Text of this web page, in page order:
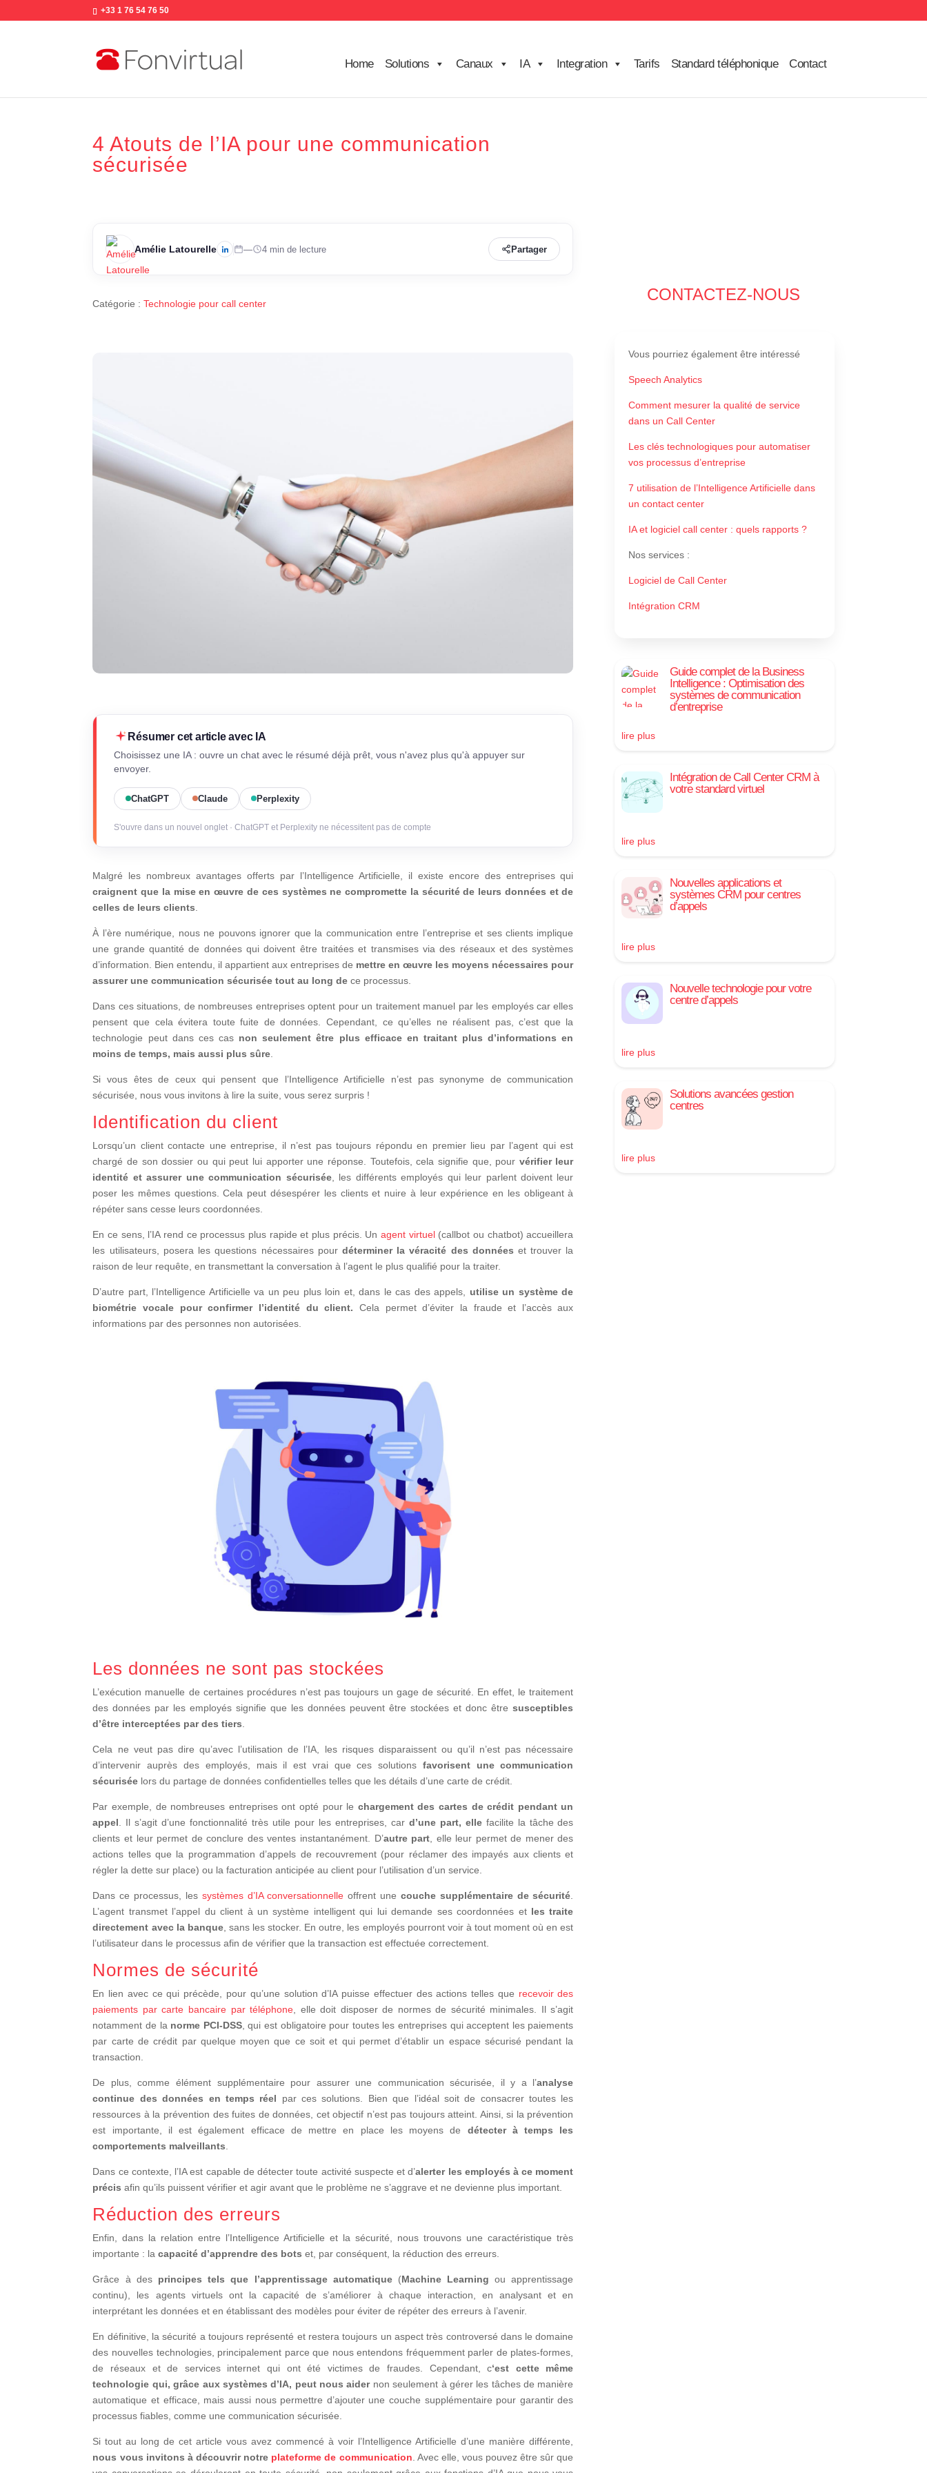
+33 1 76 54 76 50
Home Solutions Canaux IA Integration Tarifs Standard téléphonique Contact
4 Atouts de l’IA pour une communication
sécurisée
Amélie Latourelle — 4 min de lecture Partager
Catégorie :Technologie pour call center
Résumer cet article avec IA
Choisissez une IA : ouvre un chat avec le résumé déjà prêt, vous n'avez plus qu'à appuyer sur
envoyer.
ChatGPT Claude Perplexity
S'ouvre dans un nouvel onglet · ChatGPT et Perplexity ne nécessitent pas de compte
Malgré les nombreux avantages offerts par l’Intelligence Artificielle, il existe encore des entreprises qui
craignent que la mise en œuvre de ces systèmes ne compromette la sécurité de leurs données et de
celles de leurs clients
À l’ère numérique, nous ne pouvons ignorer que la communication entre l’entreprise et ses clients implique
une grande quantité de données qui doivent être traitées et transmises via des réseaux et des systèmes
d’information. Bien entendu, il appartient aux entreprises de mettre en œuvre les moyens nécessaires pour
assurer une communication sécurisée tout au long dece processus.
Dans ces situations, de nombreuses entreprises optent pour un traitement manuel par les employés car elles
pensent que cela évitera toute fuite de données. Cependant, ce qu’elles ne réalisent pas, c’est que la
technologie peut dans ces cas non seulement être plus efficace en traitant plus d’informations en
moins de temps, mais aussi plus sûre
Si vous êtes de ceux qui pensent que l’Intelligence Artificielle n’est pas synonyme de communication
sécurisée, nous vous invitons à lire la suite, vous serez surpris !
Identification du client
Lorsqu’un client contacte une entreprise, il n’est pas toujours répondu en premier lieu par l’agent qui est
chargé de son dossier ou qui peut lui apporter une réponse. Toutefois, cela signifie que, pour vérifier leur
identité et assurer une communication sécurisée, les différents employés qui leur parlent doivent leur
poser les mêmes questions. Cela peut désespérer les clients et nuire à leur expérience en les obligeant à
répéter sans cesse leurs coordonnées.
En ce sens, l’IA rend ce processus plus rapide et plus précis. Unagent virtuel(callbot ou chatbot) accueillera
les utilisateurs, posera les questions nécessaires pour déterminer la véracité des donnéeset trouver la
raison de leur requête, en transmettant la conversation à l’agent le plus qualifié pour la traiter.
D’autre part, l’Intelligence Artificielle va un peu plus loin et, dans le cas des appels, utilise un système de
biométrie vocale pour confirmer l’identité du client. Cela permet d’éviter la fraude et l’accès aux
informations par des personnes non autorisées.
Les données ne sont pas stockées
L’exécution manuelle de certaines procédures n’est pas toujours un gage de sécurité. En effet, le traitement
des données par les employés signifie que les données peuvent être stockées et donc êtresusceptibles
d’être interceptées par des tiers
Cela ne veut pas dire qu’avec l’utilisation de l’IA, les risques disparaissent ou qu’il n’est pas nécessaire
d’intervenir auprès des employés, mais il est vrai que ces solutions favorisent une communication
sécurisée lors du partage de données confidentielles telles que les détails d’une carte de crédit.
Par exemple, de nombreuses entreprises ont opté pour le chargement des cartes de crédit pendant un
appel . Il s’agit d’une fonctionnalité très utile pour les entreprises, car d’une part, elle facilite la tâche des
clients et leur permet de conclure des ventes instantanément. D’autre part , elle leur permet de mener des
actions telles que la programmation d’appels de recouvrement (pour réclamer des impayés aux clients et
régler la dette sur place) ou la facturation anticipée au client pour l’utilisation d’un service.
Dans ce processus, les systèmes d’IA conversationnelle offrent une couche supplémentaire de sécurité
L’agent transmet l’appel du client à un système intelligent qui lui demande ses coordonnées et les traite
directement avec la banque, sans les stocker. En outre, les employés pourront voir à tout moment où en est
l’utilisateur dans le processus afin de vérifier que la transaction est effectuée correctement.
Normes de sécurité
En lien avec ce qui précède, pour qu’une solution d’IA puisse effectuer des actions telles que recevoir des
paiements par carte bancaire par téléphone , elle doit disposer de normes de sécurité minimales. Il s’agit
notamment de la norme PCI-DSS, qui est obligatoire pour toutes les entreprises qui acceptent les paiements
par carte de crédit par quelque moyen que ce soit et qui permet d’établir un espace sécurisé pendant la
transaction.
De plus, comme élément supplémentaire pour assurer une communication sécurisée, il y a l’analyse
continue des données en temps réel par ces solutions. Bien que l’idéal soit de consacrer toutes les
ressources à la prévention des fuites de données, cet objectif n’est pas toujours atteint. Ainsi, si la prévention
est importante, il est également efficace de mettre en place les moyens de détecter à temps les
comportements malveillants
Dans ce contexte, l’IA est capable de détecter toute activité suspecte et d’alerter les employés à ce moment
précisafin qu’ils puissent vérifier et agir avant que le problème ne s’aggrave et ne devienne plus important.
Réduction des erreurs
Enfin, dans la relation entre l’Intelligence Artificielle et la sécurité, nous trouvons une caractéristique très
importante : lacapacité d’apprendre des botset, par conséquent, la réduction des erreurs.
Grâce à des principes tels que l’apprentissage automatique (Machine Learningou apprentissage
continu), les agents virtuels ont la capacité de s’améliorer à chaque interaction, en analysant et en
interprétant les données et en établissant des modèles pour éviter de répéter des erreurs à l’avenir.
En définitive, la sécurité a toujours représenté et restera toujours un aspect très controversé dans le domaine
des nouvelles technologies, principalement parce que nous entendons fréquemment parler de plates-formes,
de réseaux et de services internet qui ont été victimes de fraudes. Cependant, c‘est cette même
technologie qui, grâce aux systèmes d’IA, peut nous aider non seulement à gérer les tâches de manière
automatique et efficace, mais aussi nous permettre d’ajouter une couche supplémentaire pour garantir des
processus fiables, comme une communication sécurisée.
Si tout au long de cet article vous avez commencé à voir l’Intelligence Artificielle d’une manière différente,
nous vous invitons à découvrir notre plateforme de communication . Avec elle, vous pouvez être sûr que
CONTACTEZ-NOUS
Vous pourriez également être intéressé
Speech Analytics
Comment mesurer la qualité de service
dans un Call Center
Les clés technologiques pour automatiser
vos processus d’entreprise
7 utilisation de l’Intelligence Artificielle dans
un contact center
IA et logiciel call center : quels rapports ?
Nos services :
Logiciel de Call Center
Intégration CRM
Guide complet de la Business
Intelligence : Optimisation des
systèmes de communication
d’entreprise
lire plus
Intégration de Call Center CRM à
votre standard virtuel
lire plus
Nouvelles applications et
systèmes CRM pour centres
d’appels
lire plus
Nouvelle technologie pour votre
centre d’appels
lire plus
Solutions avancées gestion
centres
lire plus